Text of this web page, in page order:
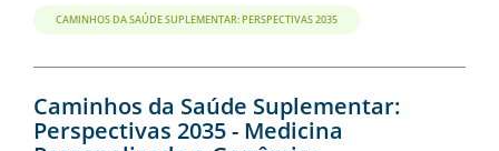
CAMINHOS DA SAÚDE SUPLEMENTAR: PERSPECTIVAS 2035
Caminhos da Saúde Suplementar:
Perspectivas 2035 - Medicina